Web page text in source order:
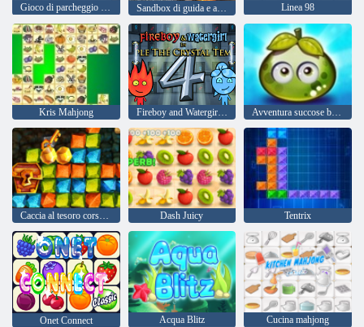
Gioco di parcheggio per auto moderno 2026 Sandbox di guida e arresto anomalo Linea 98
Kris Mahjong Fireboy and Watergirl 4: Tempio di Cristallo
Caccia al tesoro corsa all'oro Dash Juicy Tentrix
Onet Connect Acqua Blitz Cucina mahjong